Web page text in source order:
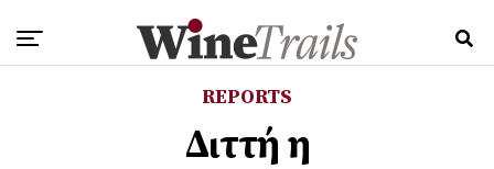
REPORTS
Διττή η